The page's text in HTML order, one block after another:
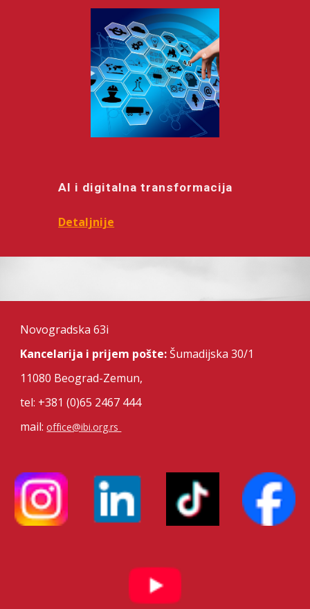
AI i digitalna transformacija
Detaljnije
Novogradska 63i
Kancelarija i prijem pošte:Šumadijska 30/1
11080 Beograd-Zemun,
tel: +381 (0)65 2467 444
mail:office@ibi.org.rs